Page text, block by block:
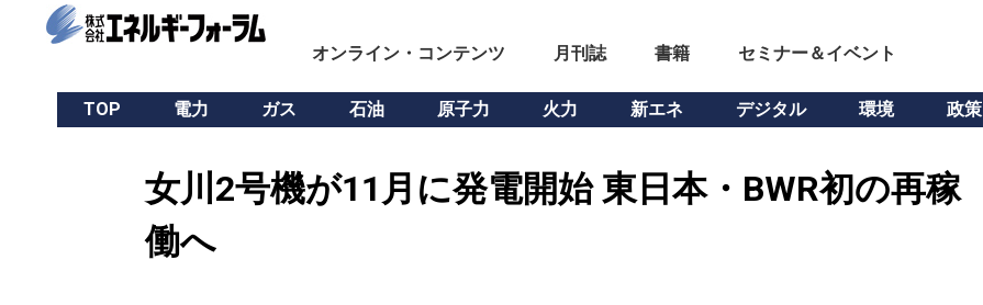
オンライン・コンテンツ 月刊誌 書籍 セミナー＆イベント
TOP 電力 ガス 石油 原子力 火力 新エネ デジタル 環境 政策
女川2号機が11月に発電開始 東日本・BWR初の再稼
働へ